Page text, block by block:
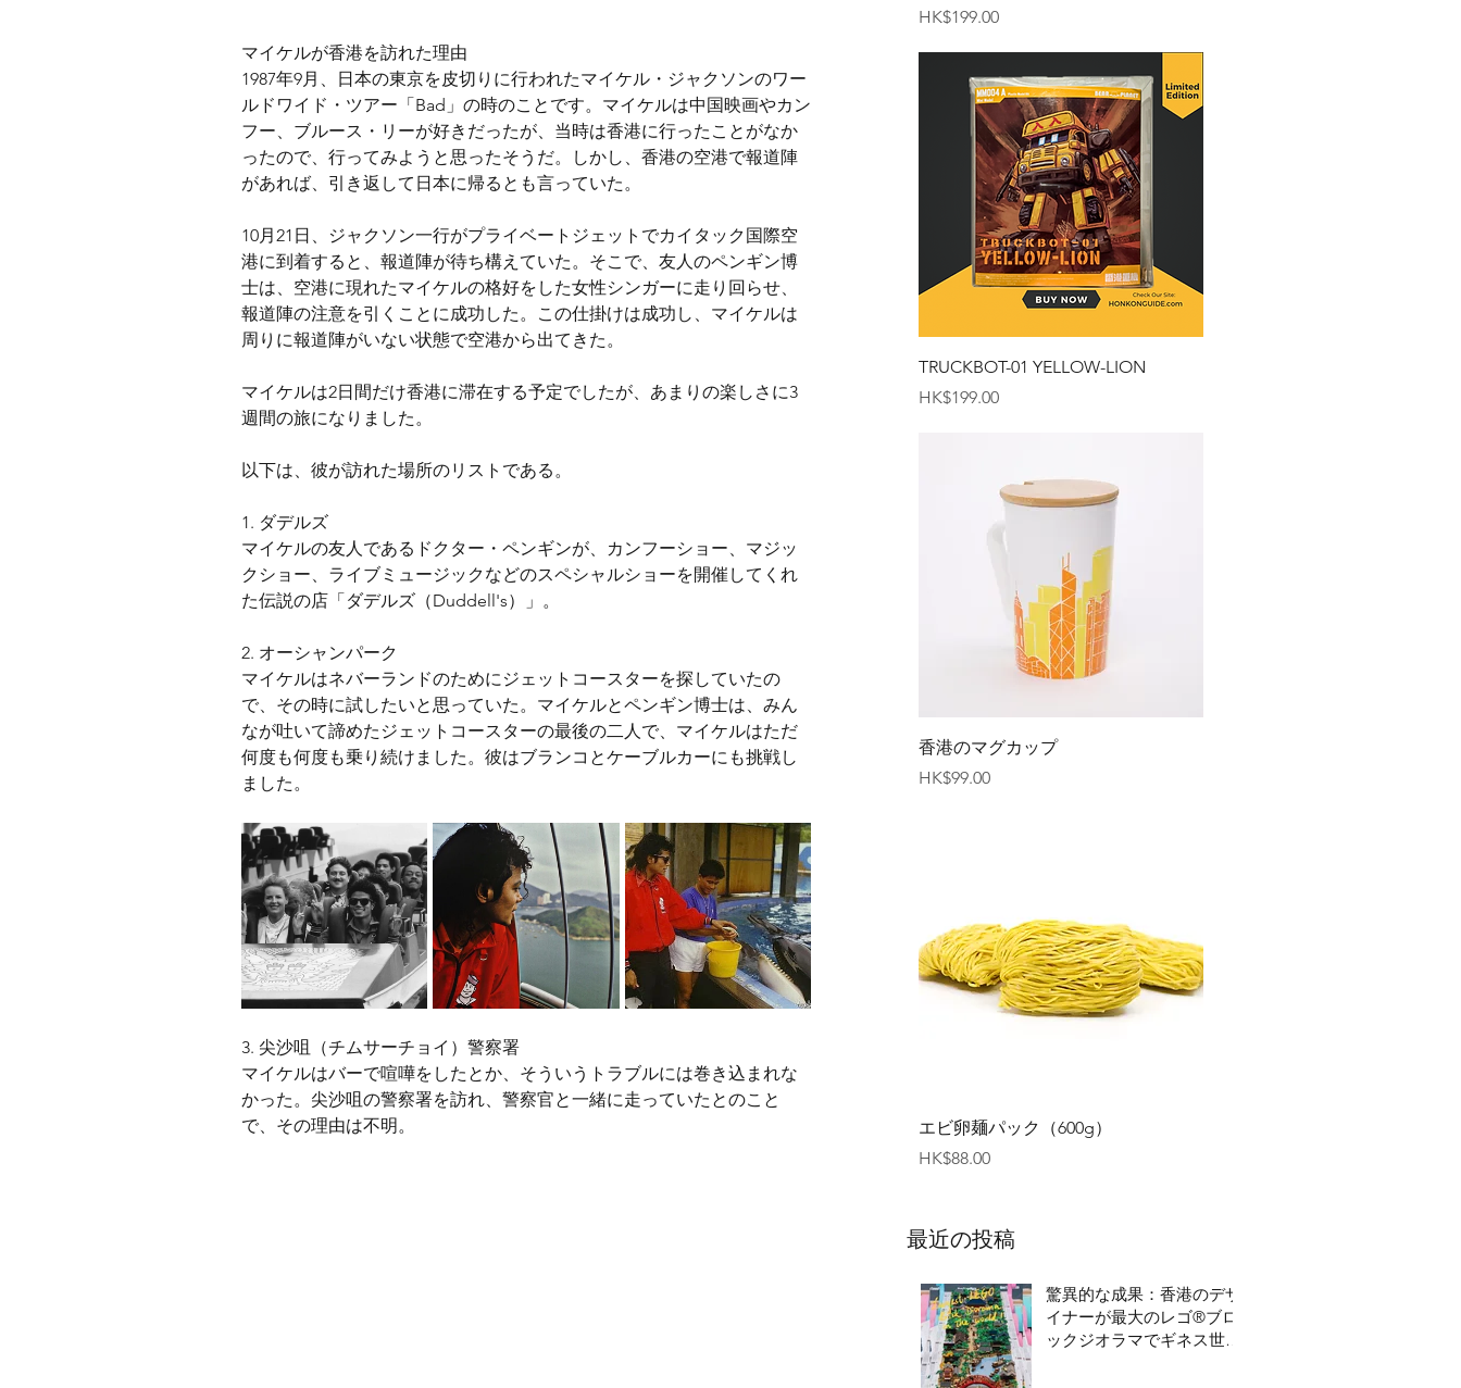
価格
HK$199.00
クイックビュー
TRUCKBOT-01 YELLOW-LION
価格
HK$199.00
クイックビュー
香港のマグカップ
価格
HK$99.00
クイックビュー
エビ卵麺パック（600g）
価格
HK$88.00
最近の投稿
驚異的な成果：香港のデザ
イナーが最大のレゴ®ブロ
ックジオラマでギネス世界
マイケルが香港を訪れた理由
1987年9月、日本の東京を皮切りに行われたマイケル・ジャクソンのワー
ルドワイド・ツアー「Bad」の時のことです。マイケルは中国映画やカン
フー、ブルース・リーが好きだったが、当時は香港に行ったことがなか
ったので、行ってみようと思ったそうだ。しかし、香港の空港で報道陣
があれば、引き返して日本に帰るとも言っていた。
10月21日、ジャクソン一行がプライベートジェットでカイタック国際空
港に到着すると、報道陣が待ち構えていた。そこで、友人のペンギン博
士は、空港に現れたマイケルの格好をした女性シンガーに走り回らせ、
報道陣の注意を引くことに成功した。この仕掛けは成功し、マイケルは
周りに報道陣がいない状態で空港から出てきた。
マイケルは2日間だけ香港に滞在する予定でしたが、あまりの楽しさに3
週間の旅になりました。
以下は、彼が訪れた場所のリストである。
1. ダデルズ
マイケルの友人であるドクター・ペンギンが、カンフーショー、マジッ
クショー、ライブミュージックなどのスペシャルショーを開催してくれ
た伝説の店「ダデルズ（Duddell's）」。
2. オーシャンパーク
マイケルはネバーランドのためにジェットコースターを探していたの
で、その時に試したいと思っていた。マイケルとペンギン博士は、みん
なが吐いて諦めたジェットコースターの最後の二人で、マイケルはただ
何度も何度も乗り続けました。彼はブランコとケーブルカーにも挑戦し
ました。
3. 尖沙咀（チムサーチョイ）警察署
マイケルはバーで喧嘩をしたとか、そういうトラブルには巻き込まれな
かった。尖沙咀の警察署を訪れ、警察官と一緒に走っていたとのこと
で、その理由は不明。